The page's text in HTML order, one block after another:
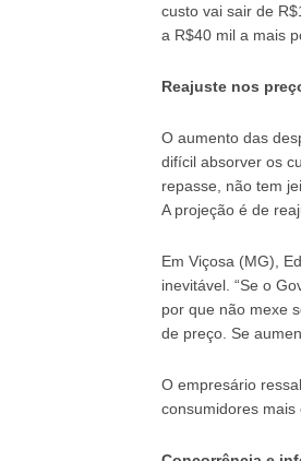
custo vai sair de
a R$40 mil a mais
Reajuste nos
O aumento das
difícil absorver os
repasse, não tem
A projeção é de
Em Viçosa (MG),
inevitável. “Se o
por que não mexe
de preço. Se
O empresário
consumidores mais